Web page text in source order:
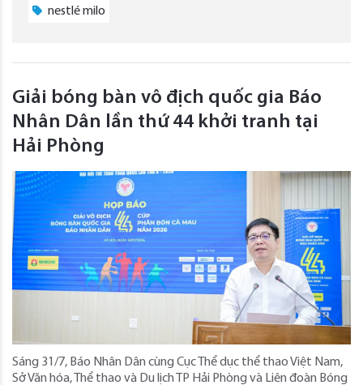
nestlé milo
Giải bóng bàn vô địch quốc gia Báo
Nhân Dân lần thứ 44 khởi tranh tại
Hải Phòng
Sáng 31/7, Báo Nhân Dân cùng Cục Thể dục thể thao Việt Nam,
Sở Văn hóa, Thể thao và Du lịch TP Hải Phòng và Liên đoàn Bóng